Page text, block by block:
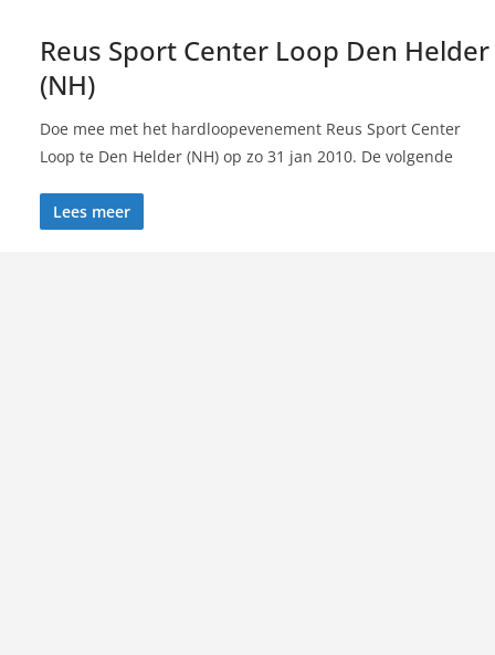
Reus Sport Center Loop Den Helder
(NH)
Doe mee met het hardloopevenement Reus Sport Center
Loop te Den Helder (NH) op zo 31 jan 2010. De volgende
Lees meer